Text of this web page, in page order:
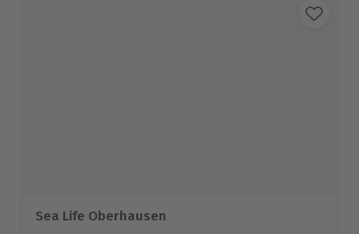
Sea Life Oberhausen